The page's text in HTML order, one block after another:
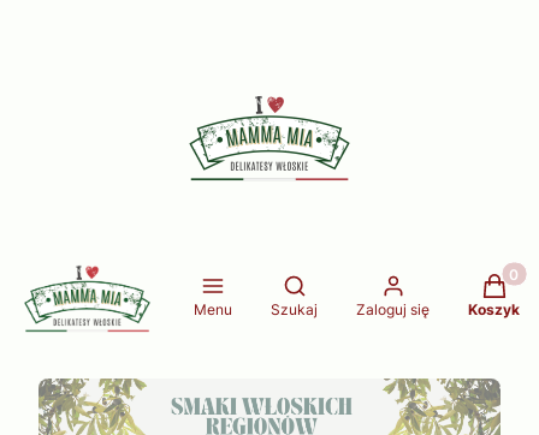
Menu
Otwórz wyszukiwarkę
Szukaj Zaloguj się Koszyk